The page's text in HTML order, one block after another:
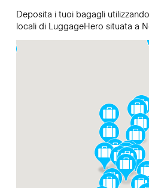
Deposita i tuoi bagagli
locali di LuggageHero situata a